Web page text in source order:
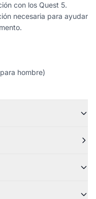
con los Quest 5.
necesaria para ayudar
hombre)